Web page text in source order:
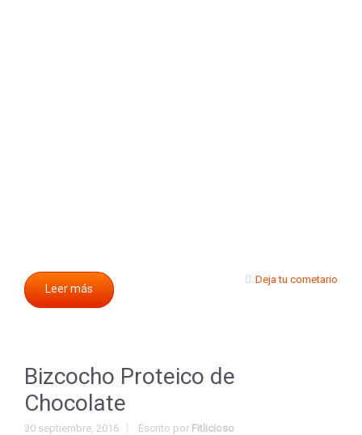
Leer más
Deja tu cometario
Bizcocho Proteico de
Chocolate
30 septiembre, 2016 Escrito por Fitlicioso